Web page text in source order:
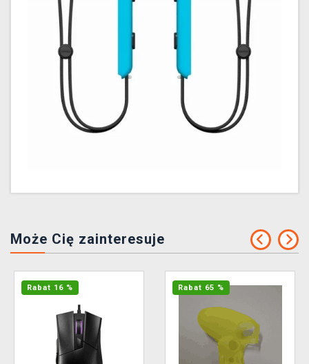
Może Cię zainteresuje
Rabat 16 % Rabat 65 %